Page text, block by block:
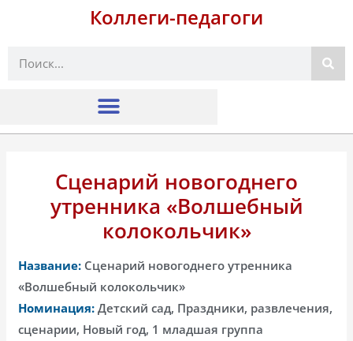
Коллеги-педагоги
Поиск
Сценарий новогоднего
утренника «Волшебный
колокольчик»
Название: Сценарий новогоднего утренника
«Волшебный колокольчик»
Номинация: Детский сад, Праздники, развлечения,
сценарии, Новый год, 1 младшая группа